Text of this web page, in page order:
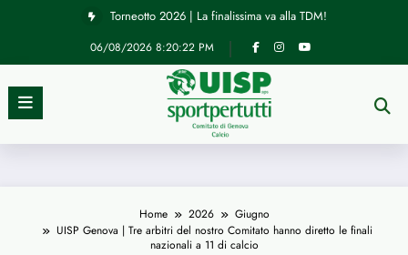
Torneotto 2026 | La finalissima va alla TDM!
06/08/2026 8:20:23 PM
Home 2026
Giugno
UISP Genova | Tre arbitri del nostro Comitato hanno diretto le finali
nazionali a 11 di calcio